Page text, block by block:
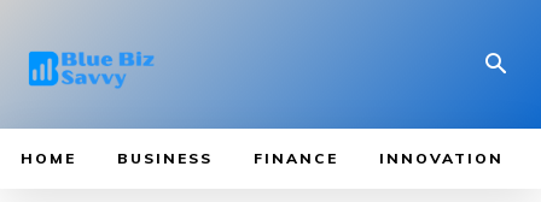
HOME BUSINESS FINANCE INNOVATION